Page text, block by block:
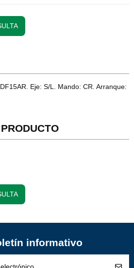
Eje: S/L. Mando: CR. Arranque:
informativo